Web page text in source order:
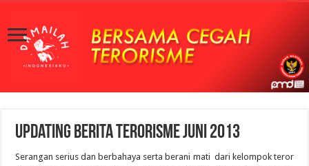
Updating Berita Terorisme Juni 2013
Serangan serius dan berbahaya serta berani mati dari kelompok teror